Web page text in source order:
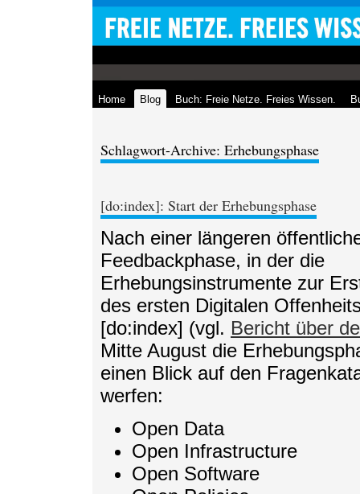
Home Blog Buch: Freie Netze. Freies Wissen.
Schlagwort-Archive: Erhebungsphase
[do:index]: Start der Erhebungsphase
Nach einer längeren
Feedbackphase, in der die
Erhebungsinstrumente zur
des ersten Digitalen
[do:index] (vgl. Bericht über
Mitte August die
einen Blick auf den
werfen:
Open Data
Open Infrastructure
Open Software